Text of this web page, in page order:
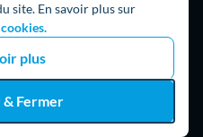
site. En savoir plus sur
plus
Fermer
Hello Watt